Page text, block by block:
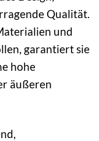
Qualität.
und
garantiert sie
hohe
äußeren